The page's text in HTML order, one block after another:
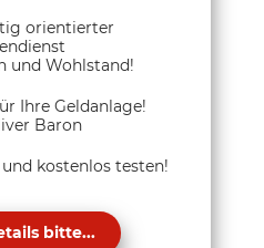
orientierter
und Wohlstand!
Ihre Geldanlage!
Baron
kostenlos testen!
bitte...